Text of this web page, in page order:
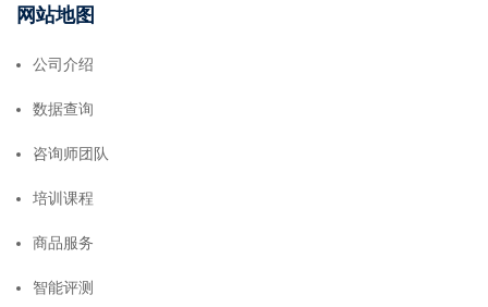
网站地图
公司介绍
数据查询
咨询师团队
培训课程
商品服务
智能评测